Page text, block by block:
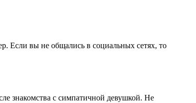
Если вы не общались в социальных сетях, то
знакомства с симпатичной девушкой. Не